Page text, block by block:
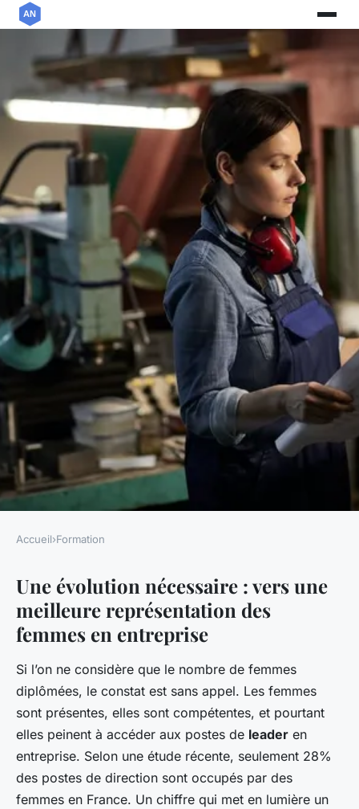
Formation au leadership
féminin : enjeux et stratégies
Accueil›Formation
Une évolution nécessaire : vers une
meilleure représentation des
femmes en entreprise
Si l’on ne considère que le nombre de femmes
diplômées, le constat est sans appel. Les femmes
sont présentes, elles sont compétentes, et pourtant
elles peinent à accéder aux postes de leader en
entreprise. Selon une étude récente, seulement 28%
des postes de direction sont occupés par des
femmes en France. Un chiffre qui met en lumière un